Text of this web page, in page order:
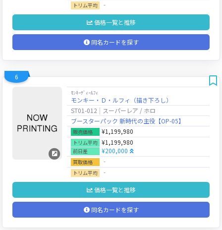
トリム平均 ‐
価格一覧と推移
同名カードを探す
6
ﾓﾝｷｰﾃﾞｨｰﾙﾌｨ
モンキー・Ｄ・ルフィ（描き下ろし）
ST01-012
スーパーレア / ホロ
ブースターパック 新時代の主役【OP-05】
販売価格 ¥1,199,980
トリム平均 ¥1,199,980
前日差 ¥200,000
買取価格 ‐
トリム平均 ‐
価格一覧と推移
同名カードを探す